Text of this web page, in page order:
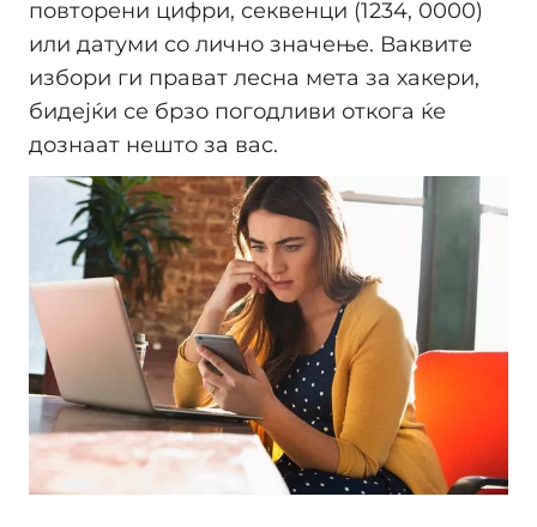
повторени цифри, секвенци (1234, 0000)
или датуми со лично значење. Ваквите
избори ги прават лесна мета за хакери,
бидејќи се брзо погодливи откога ќе
дознаат нешто за вас.